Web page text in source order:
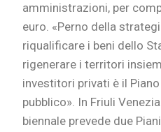
amministrazioni, per
euro. «Perno della
riqualificare i beni dello
rigenerare i territori
investitori privati è il
pubblico». In Friuli
biennale prevede due